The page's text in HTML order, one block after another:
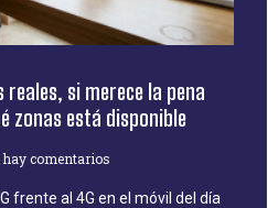
reales, si merece la pena
zonas está disponible
hay comentarios
frente al 4G en el móvil del día